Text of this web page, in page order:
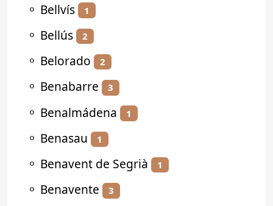
⚬ Bellvís 1
⚬ Bellús 2
⚬ Belorado 2
⚬ Benabarre 3
⚬ Benalmádena 1
⚬ Benasau 1
⚬ Benavent de Segrià 1
⚬ Benavente 3